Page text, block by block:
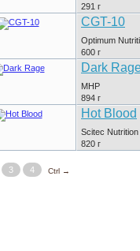
291 г
CGT-10
Optimum
600 г
Dark
MHP
894 г
Hot Blood
Scitec Nutrition
820 г
3 4 Ctrl →